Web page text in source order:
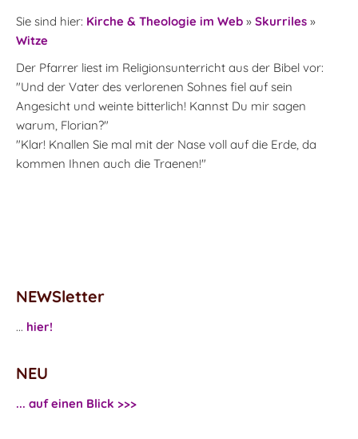
Sie sind hier: Kirche & Theologie im Web » Skurriles »
Witze
Der Pfarrer liest im Religionsunterricht aus der Bibel vor:
"Und der Vater des verlorenen Sohnes fiel auf sein
Angesicht und weinte bitterlich! Kannst Du mir sagen
warum, Florian?"
"Klar! Knallen Sie mal mit der Nase voll auf die Erde, da
kommen Ihnen auch die Traenen!"
NEWSletter
... hier!
NEU
... auf einen Blick >>>